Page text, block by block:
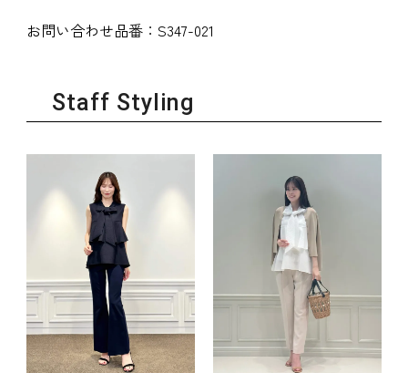
お問い合わせ品番： S347-021
Staff Styling